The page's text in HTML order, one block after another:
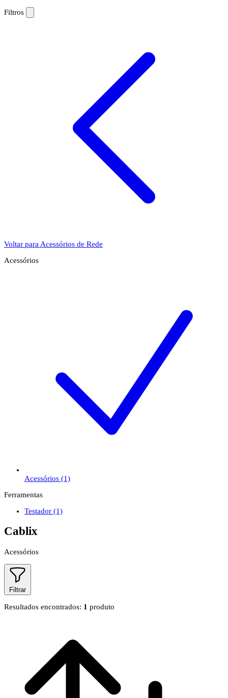
Filtros
Voltar para Acessórios de Rede
Acessórios
Acessórios (1)
Ferramentas
Testador (1)
Cablix
Acessórios
Filtrar
Resultados encontrados: 1 produto